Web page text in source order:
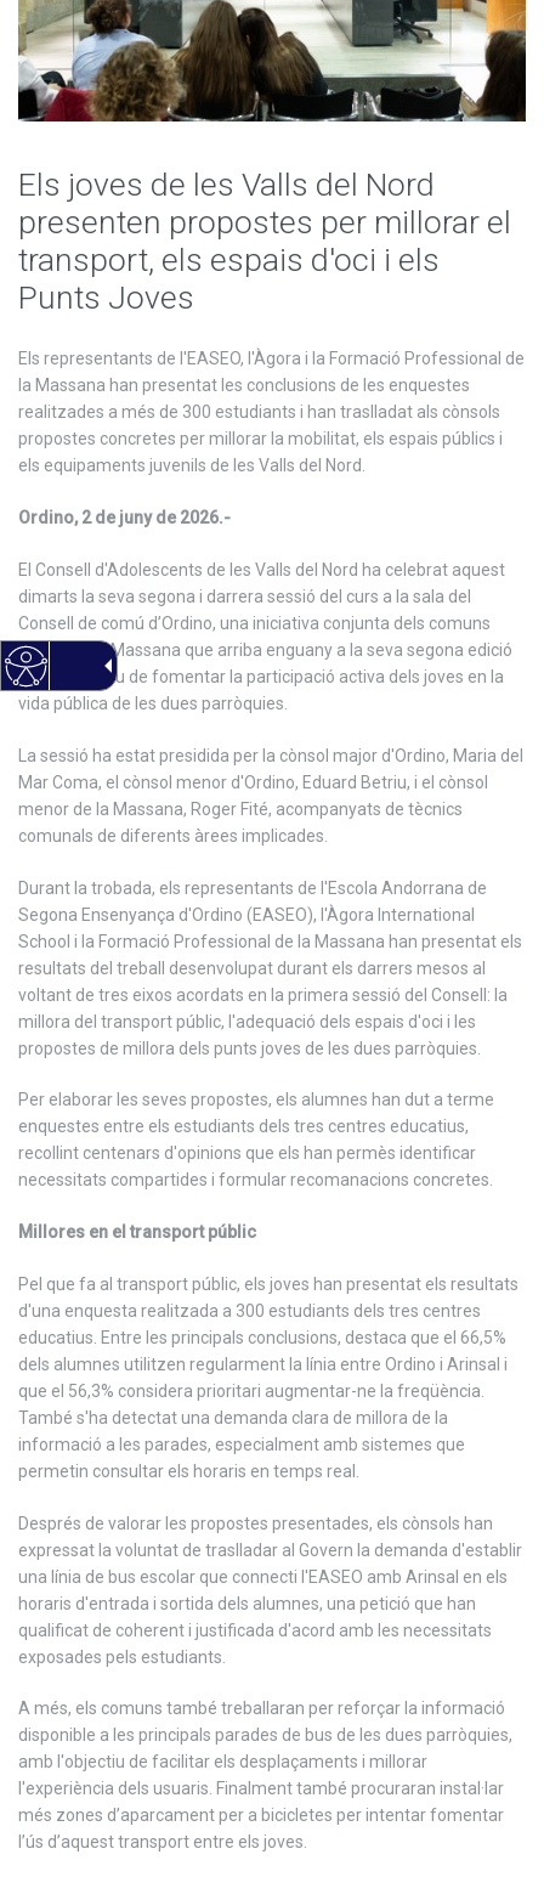
Els joves de les Valls del Nord
presenten propostes per millorar el
transport, els espais d'oci i els
Punts Joves
Els representants de l'EASEO, l'Àgora i la Formació Professional de
la Massana han presentat les conclusions de les enquestes
realitzades a més de 300 estudiants i han traslladat als cònsols
propostes concretes per millorar la mobilitat, els espais públics i
els equipaments juvenils de les Valls del Nord.
Ordino, 2 de juny de 2026.-
El Consell d'Adolescents de les Valls del Nord ha celebrat aquest
dimarts la seva segona i darrera sessió del curs a la sala del
Consell de comú d’Ordino, una iniciativa conjunta dels comuns
d'Ordino i la Massana que arriba enguany a la seva segona edició
amb l'objectiu de fomentar la participació activa dels joves en la
vida pública de les dues parròquies.
La sessió ha estat presidida per la cònsol major d'Ordino, Maria del
Mar Coma, el cònsol menor d'Ordino, Eduard Betriu, i el cònsol
menor de la Massana, Roger Fité, acompanyats de tècnics
comunals de diferents àrees implicades.
Durant la trobada, els representants de l'Escola Andorrana de
Segona Ensenyança d'Ordino (EASEO), l'Àgora International
School i la Formació Professional de la Massana han presentat els
resultats del treball desenvolupat durant els darrers mesos al
voltant de tres eixos acordats en la primera sessió del Consell: la
millora del transport públic, l'adequació dels espais d'oci i les
propostes de millora dels punts joves de les dues parròquies.
Per elaborar les seves propostes, els alumnes han dut a terme
enquestes entre els estudiants dels tres centres educatius,
recollint centenars d'opinions que els han permès identificar
necessitats compartides i formular recomanacions concretes.
Millores en el transport públic
Pel que fa al transport públic, els joves han presentat els resultats
d'una enquesta realitzada a 300 estudiants dels tres centres
educatius. Entre les principals conclusions, destaca que el 66,5%
dels alumnes utilitzen regularment la línia entre Ordino i Arinsal i
que el 56,3% considera prioritari augmentar-ne la freqüència.
També s'ha detectat una demanda clara de millora de la
informació a les parades, especialment amb sistemes que
permetin consultar els horaris en temps real.
Després de valorar les propostes presentades, els cònsols han
expressat la voluntat de traslladar al Govern la demanda d'establir
una línia de bus escolar que connecti l'EASEO amb Arinsal en els
horaris d'entrada i sortida dels alumnes, una petició que han
qualificat de coherent i justificada d'acord amb les necessitats
exposades pels estudiants.
A més, els comuns també treballaran per reforçar la informació
disponible a les principals parades de bus de les dues parròquies,
amb l'objectiu de facilitar els desplaçaments i millorar
l'experiència dels usuaris. Finalment també procuraran instal·lar
més zones d’aparcament per a bicicletes per intentar fomentar
l’ús d’aquest transport entre els joves.